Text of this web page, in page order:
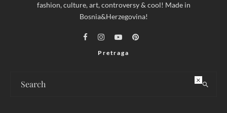
fashion, culture, art, controversy & cool! Made in
Bosnia&Herzegovina!
Pretraga
×